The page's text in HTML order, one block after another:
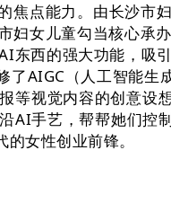
点能力。由长沙市
女儿童勾当核心承
西的强大功能，
AIGC（人工智能
视觉内容的创意
手艺，帮帮她们控
女性创业前锋。